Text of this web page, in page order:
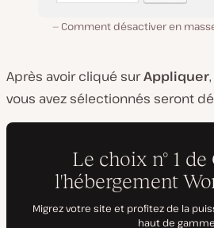
Comment désactiver en
Après avoir cliqué surAppliquer
vous avez sélectionnés seront